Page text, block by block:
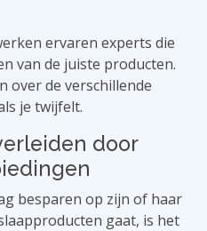
ervaren experts die
van de juiste producten.
over de verschillende
je twijfelt.
door
besparen op zijn of haar
gaat, is het